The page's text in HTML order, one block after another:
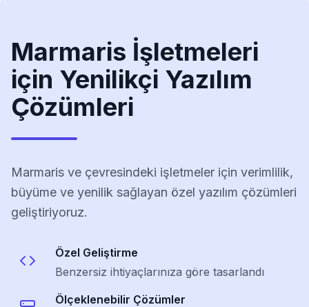
Marmaris İşletmeleri
için Yenilikçi Yazılım
Çözümleri
Marmaris ve çevresindeki işletmeler için verimlilik,
büyüme ve yenilik sağlayan özel yazılım çözümleri
geliştiriyoruz.
Özel Geliştirme
Benzersiz ihtiyaçlarınıza göre tasarlandı
Ölçeklenebilir Çözümler